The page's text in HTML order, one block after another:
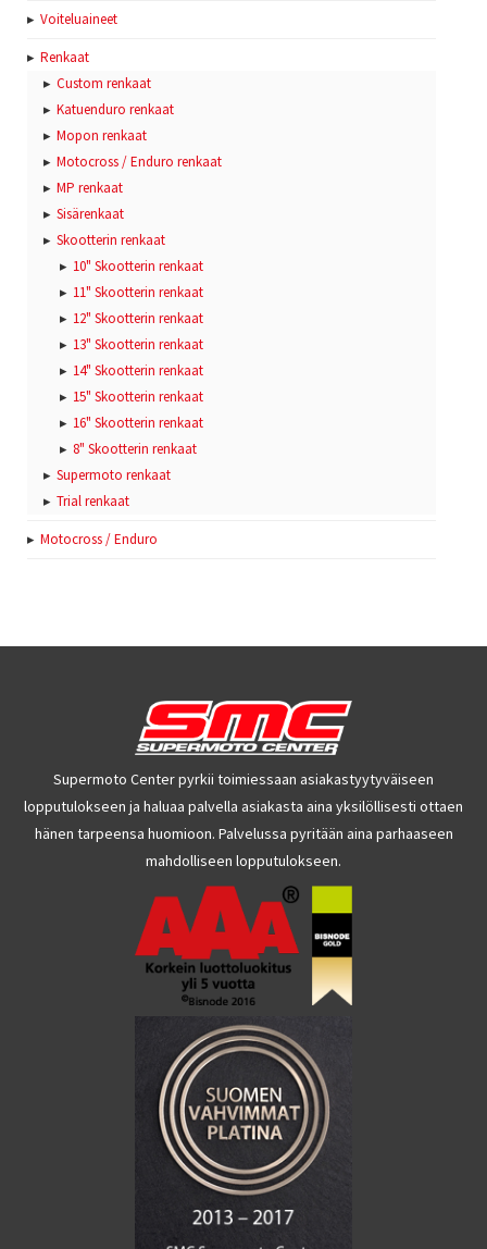
Voiteluaineet
Renkaat
Custom renkaat
Katuenduro renkaat
Mopon renkaat
Motocross / Enduro renkaat
MP renkaat
Sisärenkaat
Skootterin renkaat
10" Skootterin renkaat
11" Skootterin renkaat
12" Skootterin renkaat
13" Skootterin renkaat
14" Skootterin renkaat
15" Skootterin renkaat
16" Skootterin renkaat
8" Skootterin renkaat
Supermoto renkaat
Trial renkaat
Motocross / Enduro
Supermoto Center pyrkii toimiessaan asiakastyytyväiseen
lopputulokseen ja haluaa palvella asiakasta aina yksilöllisesti ottaen
hänen tarpeensa huomioon. Palvelussa pyritään aina parhaaseen
mahdolliseen lopputulokseen.